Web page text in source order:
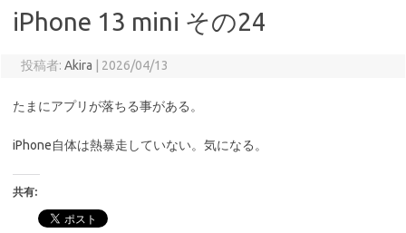
iPhone 13 mini その24
投稿者: Akira 2026/04/13
たまにアプリが落ちる事がある。
iPhone自体は熱暴走していない。気になる。
共有: